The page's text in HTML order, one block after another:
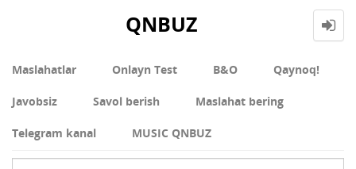
QNBUZ
Maslahatlar Onlayn Test В&О Qaynoq!
Javobsiz Savol berish Maslahat bering
Telegram kanal MUSIC QNBUZ